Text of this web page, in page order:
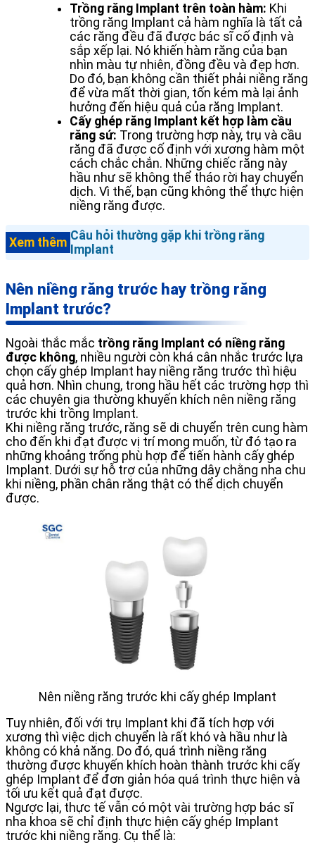
Trồng răng Implant trên toàn hàm: Khi
trồng răng Implant cả hàm nghĩa là tất cả
các răng đều đã được bác sĩ cố định và
sắp xếp lại. Nó khiến hàm răng của bạn
nhìn màu tự nhiên, đồng đều và đẹp hơn.
Do đó, bạn không cần thiết phải niềng răng
để vừa mất thời gian, tốn kém mà lại ảnh
hưởng đến hiệu quả của răng Implant.
Cấy ghép răng Implant kết hợp làm cầu
răng sứ: Trong trường hợp này, trụ và cầu
răng đã được cố định với xương hàm một
cách chắc chắn. Những chiếc răng này
hầu như sẽ không thể tháo rời hay chuyển
dịch. Vì thế, bạn cũng không thể thực hiện
niềng răng được.
Xem thêm Câu hỏi thường gặp khi trồng răng
Implant
Nên niềng răng trước hay trồng răng
Implant trước?
Ngoài thắc mắc trồng răng Implant có niềng răng
được không, nhiều người còn khá cân nhắc trước lựa
chọn cấy ghép Implant hay niềng răng trước thì hiệu
quả hơn. Nhìn chung, trong hầu hết các trường hợp thì
các chuyên gia thường khuyến khích nên niềng răng
trước khi trồng Implant.
Khi niềng răng trước, răng sẽ di chuyển trên cung hàm
cho đến khi đạt được vị trí mong muốn, từ đó tạo ra
những khoảng trống phù hợp để tiến hành cấy ghép
Implant. Dưới sự hỗ trợ của những dây chằng nha chu
khi niềng, phần chân răng thật có thể dịch chuyển
được.
Nên niềng răng trước khi cấy ghép Implant
Tuy nhiên, đối với trụ Implant khi đã tích hợp với
xương thì việc dịch chuyển là rất khó và hầu như là
không có khả năng. Do đó, quá trình niềng răng
thường được khuyến khích hoàn thành trước khi cấy
ghép Implant để đơn giản hóa quá trình thực hiện và
tối ưu kết quả đạt được.
Ngược lại, thực tế vẫn có một vài trường hợp bác sĩ
nha khoa sẽ chỉ định thực hiện cấy ghép Implant
trước khi niềng răng. Cụ thể là: